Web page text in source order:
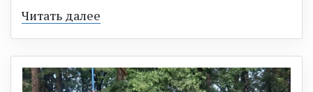
Читать далее